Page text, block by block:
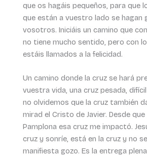
que os hagáis pequeños, para que
que están a vuestro lado se hagan
vosotros. Iniciáis un camino que
no tiene mucho sentido, pero con
estáis llamados a la felicidad.
Un camino donde la cruz se hará
vuestra vida, una cruz pesada,
no olvidemos que la cruz también
mirad el Cristo de Javier. Desde que
Pamplona esa cruz me impactó.
cruz y sonríe, está en la cruz y no
manifiesta gozo. Es la entrega